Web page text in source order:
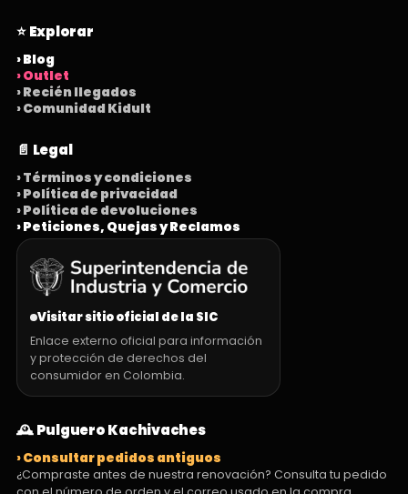
⭐ Explorar
› Blog
› Outlet
› Recién llegados
› Comunidad Kidult
📄 Legal
› Términos y condiciones
› Política de privacidad
› Política de devoluciones
› Peticiones, Quejas y Reclamos
Visitar sitio oficial de la SIC
Enlace externo oficial para información
y protección de derechos del
consumidor en Colombia.
🕰️ Pulguero Kachivaches
› Consultar pedidos antiguos
¿Compraste antes de nuestra renovación? Consulta tu pedido